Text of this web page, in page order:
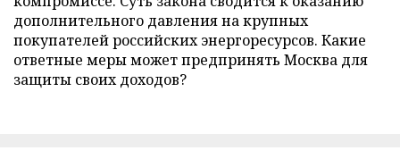
дополнительного давления на крупных
покупателей российских энергоресурсов. Какие
ответные меры может предпринять Москва для
защиты своих доходов?